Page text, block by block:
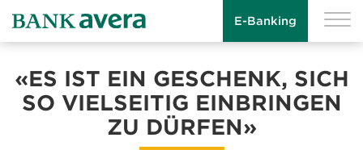
E-Banking
«ES IST EIN GESCHENK, SICH
SO VIELSEITIG EINBRINGEN
ZU DÜRFEN»